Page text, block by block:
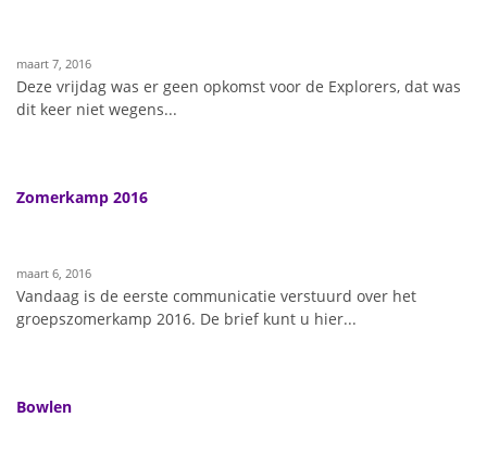
maart 7, 2016
Deze vrijdag was er geen opkomst voor de Explorers, dat was
dit keer niet wegens...
Zomerkamp 2016
maart 6, 2016
Vandaag is de eerste communicatie verstuurd over het
groepszomerkamp 2016. De brief kunt u hier...
Bowlen